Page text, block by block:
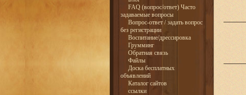
FAQ (вопрос/ответ) Часто
задаваемые вопросы
Вопрос-ответ / задать вопрос
без регистрации
Воспитание/дрессировка
Грумминг
Обратная связь
Файлы
Доска бесплатных
объявлений
Каталог сайтов
ссылки